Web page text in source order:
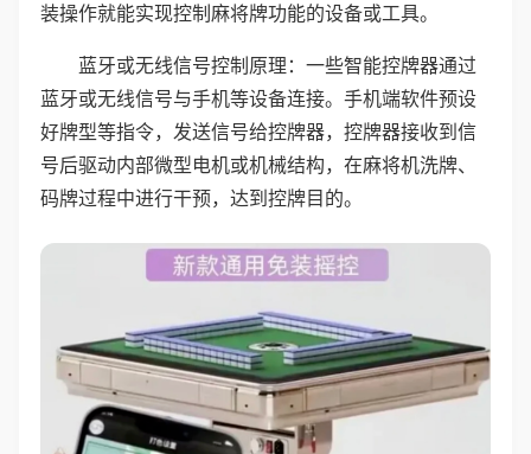
装操作就能实现控制麻将牌功能的设备或工具。
蓝牙或无线信号控制原理：一些智能控牌器通过
蓝牙或无线信号与手机等设备连接。手机端软件预设
好牌型等指令，发送信号给控牌器，控牌器接收到信
号后驱动内部微型电机或机械结构，在麻将机洗牌、
码牌过程中进行干预，达到控牌目的。